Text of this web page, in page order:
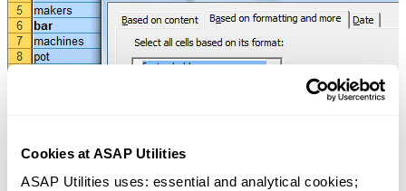
Cookies at ASAP Utilities
ASAP Utilities uses: essential and analytical cookies;